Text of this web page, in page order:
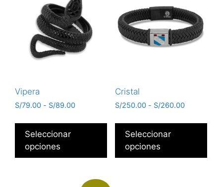
Vipera
S/79.00 - S/89.00
Seleccionar
opciones
Cristal
S/250.00 - S/260.00
Seleccionar
opciones